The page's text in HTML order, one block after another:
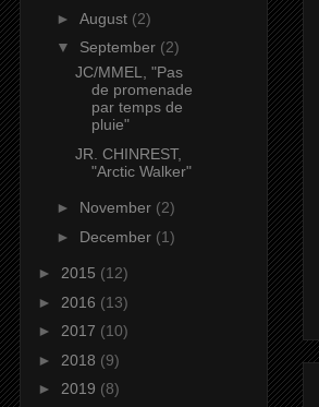
► August (2)
▼ September (2)
JC/MMEL, "Pas
de promenade
par temps de
pluie"
JR. CHINREST,
"Arctic Walker"
► November (2)
► December (1)
► 2015 (12)
► 2016 (13)
► 2017 (10)
► 2018 (9)
► 2019 (8)